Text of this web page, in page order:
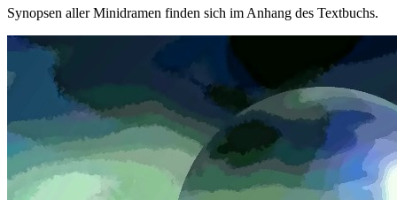
Synopsen aller Minidramen finden sich im Anhang des Textbuchs.